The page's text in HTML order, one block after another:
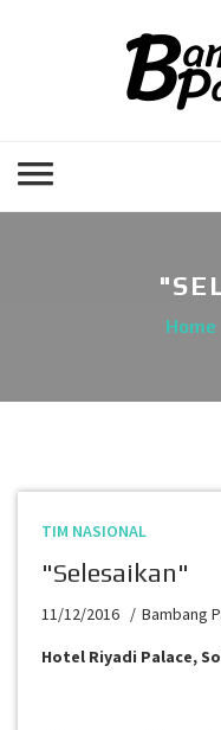
Home
TIM NASIONAL
"Selesaikan"
11/12/2016
Bambang
Hotel Riyadi Palace,